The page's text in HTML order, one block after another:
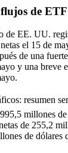
de ETF
de EE. UU.
el 15 de
de una
y una breve
resumen
millones de
de 255,2
de dólares